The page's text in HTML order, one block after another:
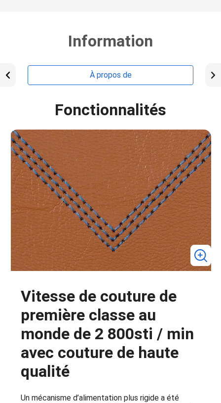
Information
À propos de
Fonctionnalités
Vitesse de couture de
première classe au
monde de 2 800sti / min
avec couture de haute
qualité
Un mécanisme d’alimentation plus rigide a été